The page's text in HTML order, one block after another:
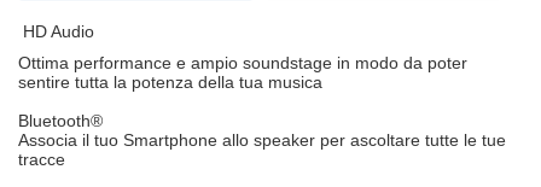
HD Audio
Ottima performance e ampio soundstage in modo da poter
sentire tutta la potenza della tua musica
Bluetooth®
Associa il tuo Smartphone allo speaker per ascoltare tutte le tue
tracce